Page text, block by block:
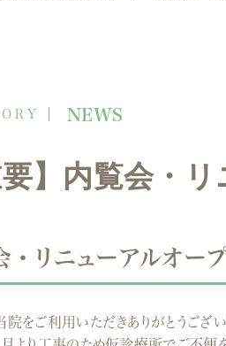
NEWS
要】内覧会・
・リニューアルオー
院をご利用いただきありがとうござい